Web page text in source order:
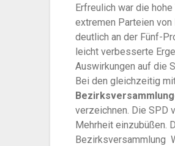
Erfreulich war die
extremen Parteien
deutlich an der Fünf-
leicht verbesserte
Auswirkungen auf die
Bei den gleichzeitig
verzeichnen. Die SPD
Mehrheit einzubüßen.
Bezirksversammlung